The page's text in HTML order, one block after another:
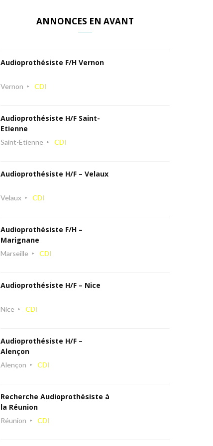
ANNONCES EN AVANT
Audioprothésiste F/H Vernon
Vernon CDI
Audioprothésiste H/F Saint-
Etienne
Saint-Etienne CDI
Audioprothésiste H/F – Velaux
Velaux CDI
Audioprothésiste F/H –
Marignane
Marseille CDI
Audioprothésiste H/F – Nice
Nice CDI
Audioprothésiste H/F –
Alençon
Alençon CDI
Recherche Audioprothésiste à
la Réunion
Réunion CDI